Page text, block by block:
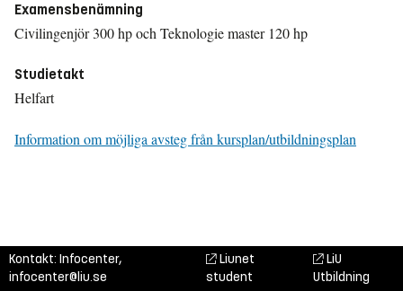
Examensbenämning
Civilingenjör 300 hp och Teknologie master 120 hp
Studietakt
Helfart
Information om möjliga avsteg från kursplan/utbildningsplan
Kontakt: Infocenter,
infocenter@liu.se
Liunet
student
LiU
Utbildning